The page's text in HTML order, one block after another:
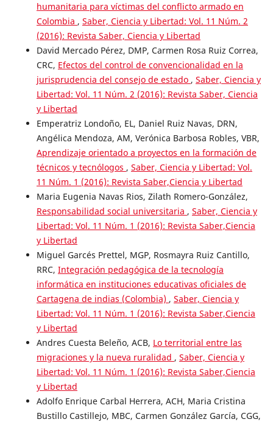
humanitaria para víctimas del conflicto armado en
Colombia , Saber, Ciencia y Libertad: Vol. 11 Núm. 2
(2016): Revista Saber, Ciencia y Libertad
David Mercado Pérez, DMP, Carmen Rosa Ruiz Correa,
CRC, Efectos del control de convencionalidad en la
jurisprudencia del consejo de estado , Saber, Ciencia y
Libertad: Vol. 11 Núm. 2 (2016): Revista Saber, Ciencia
y Libertad
Emperatriz Londoño, EL, Daniel Ruiz Navas, DRN,
Angélica Mendoza, AM, Verónica Barbosa Robles, VBR,
Aprendizaje orientado a proyectos en la formación de
técnicos y tecnólogos , Saber, Ciencia y Libertad: Vol.
11 Núm. 1 (2016): Revista Saber,Ciencia y Libertad
Maria Eugenia Navas Rios, Zilath Romero-González,
Responsabilidad social universitaria , Saber, Ciencia y
Libertad: Vol. 11 Núm. 1 (2016): Revista Saber,Ciencia
y Libertad
Miguel Garcés Prettel, MGP, Rosmayra Ruiz Cantillo,
RRC, Integración pedagógica de la tecnología
informática en instituciones educativas oficiales de
Cartagena de indias (Colombia) , Saber, Ciencia y
Libertad: Vol. 11 Núm. 1 (2016): Revista Saber,Ciencia
y Libertad
Andres Cuesta Beleño, ACB, Lo territorial entre las
migraciones y la nueva ruralidad , Saber, Ciencia y
Libertad: Vol. 11 Núm. 1 (2016): Revista Saber,Ciencia
y Libertad
Adolfo Enrique Carbal Herrera, ACH, Maria Cristina
Bustillo Castillejo, MBC, Carmen González García, CGG,